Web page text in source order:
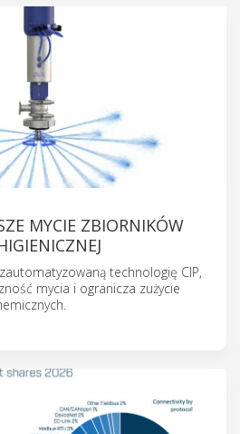
MYCIE ZBIORNIKÓW
technologię CIP,
mycia i ogranicza zużycie